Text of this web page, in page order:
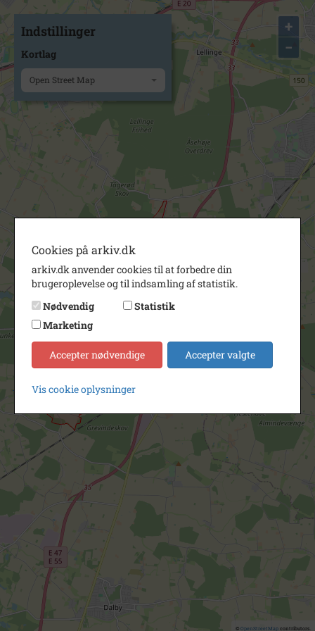
+
−
© OpenStreetMapcontributors.
Indstillinger
Kortlag
Open Street Map
Cookies på arkiv.dk
arkiv.dk anvender cookies til at forbedre din
brugeroplevelse og til indsamling af statistik.
Nødvendig
Statistik
Marketing
Accepter nødvendige Accepter valgte
Vis cookie oplysninger